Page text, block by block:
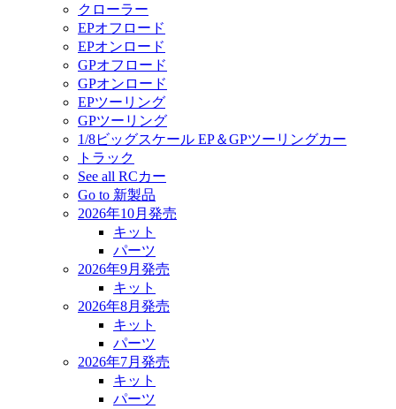
クローラー
EPオフロード
EPオンロード
GPオフロード
GPオンロード
EPツーリング
GPツーリング
1/8ビッグスケール EP＆GPツーリングカー
トラック
See all RCカー
Go to 新製品
2026年10月発売
キット
パーツ
2026年9月発売
キット
2026年8月発売
キット
パーツ
2026年7月発売
キット
パーツ